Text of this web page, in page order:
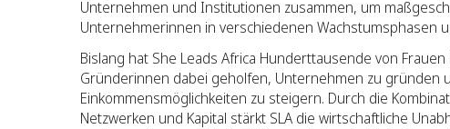
Unternehmen und Institutionen zusammen, um
Unternehmerinnen in verschiedenen Wachstumsphasen
Bislang hat She Leads Africa Hunderttausende von
Gründerinnen dabei geholfen, Unternehmen zu gründen
Einkommensmöglichkeiten zu steigern. Durch die
Netzwerken und Kapital stärkt SLA die wirtschaftliche